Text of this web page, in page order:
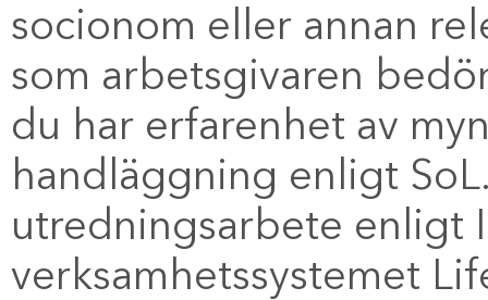
socionom eller annan
som arbetsgivaren
du har erfarenhet av
handläggning enligt
utredningsarbete enligt
verksamhetssystemet